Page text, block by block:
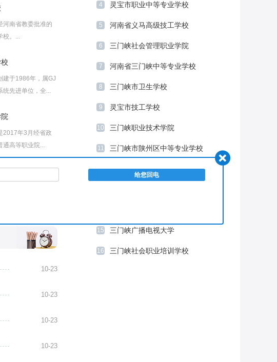
河南省教委批准的
校。...
建于1986年，属GJ
统先进单位，全...
2017年3月经省政
通高等职业院...
校和陕县卫校...
10-23
10-23
10-23
10-23
4 灵宝市职业中等专业学校
5 河南省义马高级技工学校
6 三门峡社会管理职业学院
7 河南省三门峡中等专业学校
8 三门峡市卫生学校
9 灵宝市技工学校
10 三门峡职业技术学院
11 三门峡市陕州区中等专业学校
12 河南省三门峡黄金工业学校
15 三门峡广播电视大学
16 三门峡社会职业培训学校